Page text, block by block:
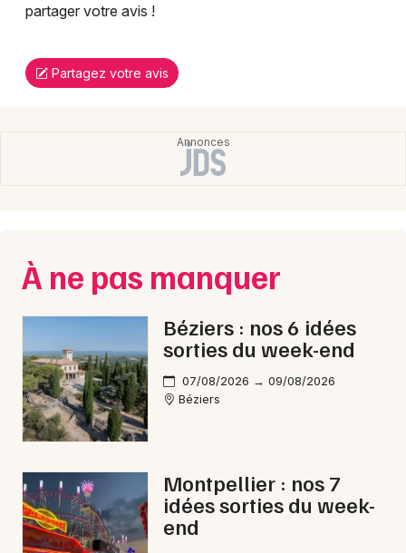
partager votre avis !
Partagez votre avis
À ne pas manquer
Béziers : nos 6 idées
sorties du week-end
07/08/2026 → 09/08/2026
Béziers
Montpellier : nos 7
idées sorties du week-
end